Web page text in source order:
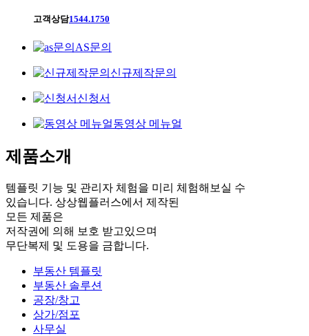
고객상담1544.1750
AS문의
신규제작문의
신청서
동영상 메뉴얼
제품소개
템플릿 기능 및 관리자 체험을 미리 체험해보실 수
있습니다. 상상웹플러스에서 제작된
모든 제품은
저작권에 의해 보호 받고있으며
무단복제 및 도용을 금합니다.
부동산 템플릿
부동산 솔루션
공장/창고
상가/점포
사무실